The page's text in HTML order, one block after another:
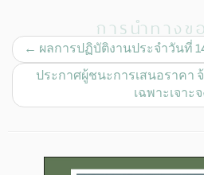
การนำทางข
← ผลการปฏิบัติงานประจำวันที่
ประกาศผู้ชนะการเสนอราคา
เฉพาะเจาะจ